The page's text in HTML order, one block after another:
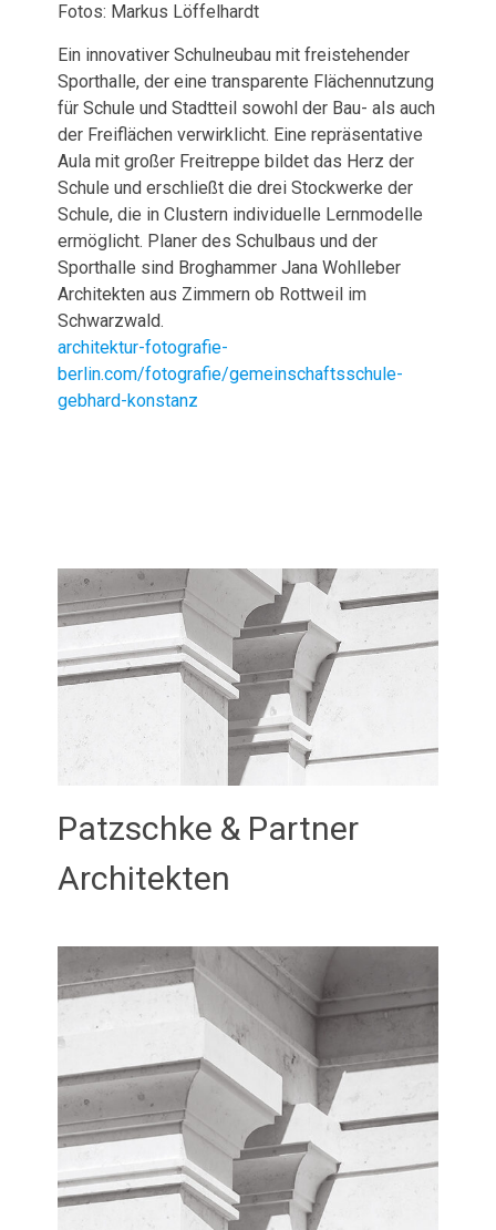
Fotos: Markus Löffelhardt
Ein innovativer Schulneubau mit freistehender
Sporthalle, der eine transparente Flächennutzung
für Schule und Stadtteil sowohl der Bau- als auch
der Freiflächen verwirklicht. Eine repräsentative
Aula mit großer Freitreppe bildet das Herz der
Schule und erschließt die drei Stockwerke der
Schule, die in Clustern individuelle Lernmodelle
ermöglicht. Planer des Schulbaus und der
Sporthalle sind Broghammer Jana Wohlleber
Architekten aus Zimmern ob Rottweil im
Schwarzwald.
architektur-fotografie-
berlin.com/fotografie/gemeinschaftsschule-
gebhard-konstanz
Patzschke & Partner
Architekten